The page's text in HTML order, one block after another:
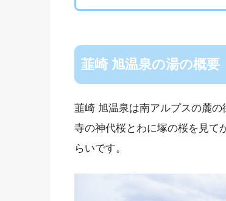
韮崎 旭温泉の湯の概要
韮崎 旭温泉は南アルプスの麓
寺の神代桜とわに塚の桜を見て
らいです。